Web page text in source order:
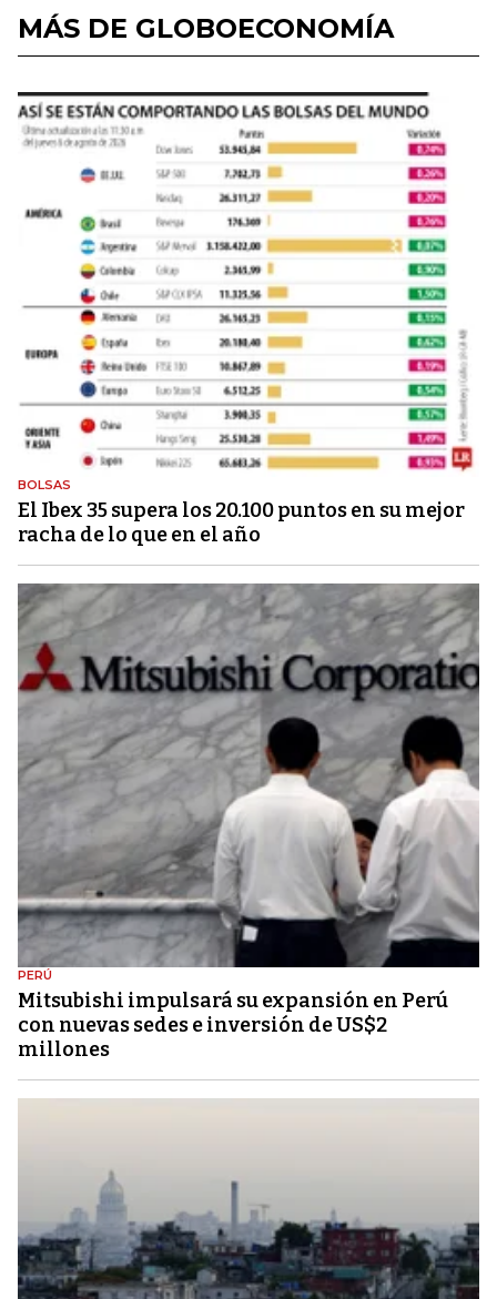
MÁS DE GLOBOECONOMÍA
BOLSAS
El Ibex 35 supera los 20.100 puntos en su mejor
racha de lo que en el año
PERÚ
Mitsubishi impulsará su expansión en Perú
con nuevas sedes e inversión de US$2
millones